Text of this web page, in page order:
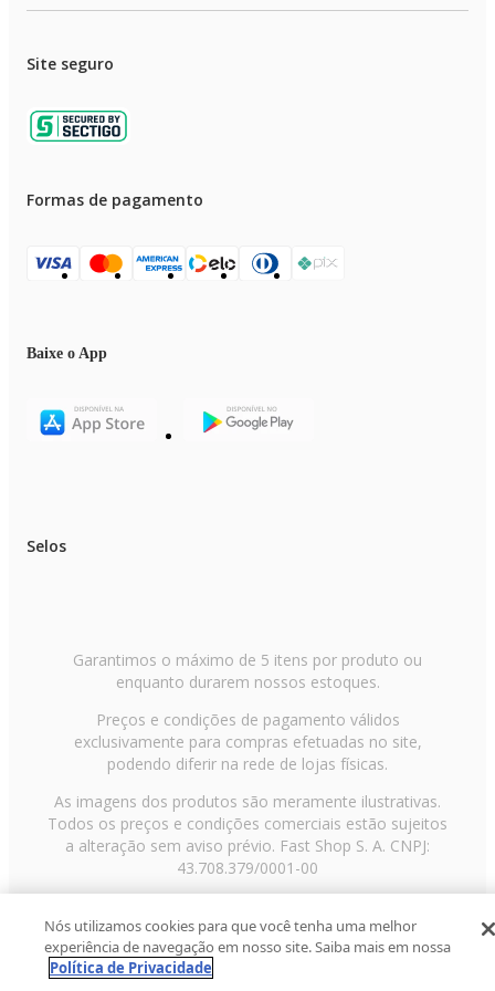
Site seguro
Formas de pagamento
Baixe o App
Selos
Garantimos o máximo de 5 itens por produto ou
enquanto durarem nossos estoques.
Preços e condições de pagamento válidos
exclusivamente para compras efetuadas no site,
podendo diferir na rede de lojas físicas.
As imagens dos produtos são meramente ilustrativas.
Todos os preços e condições comerciais estão sujeitos
a alteração sem aviso prévio. Fast Shop S. A. CNPJ:
43.708.379/0001-00
Paulo/SP, CEP 02029-001, Telefone: 11 3003-3728 ©
2013 Fast Shop - Todos os direitos reservadosRF
Nós utilizamos cookies para que você tenha uma melhor
experiência de navegação em nosso site. Saiba mais em nossa
Política de Privacidade